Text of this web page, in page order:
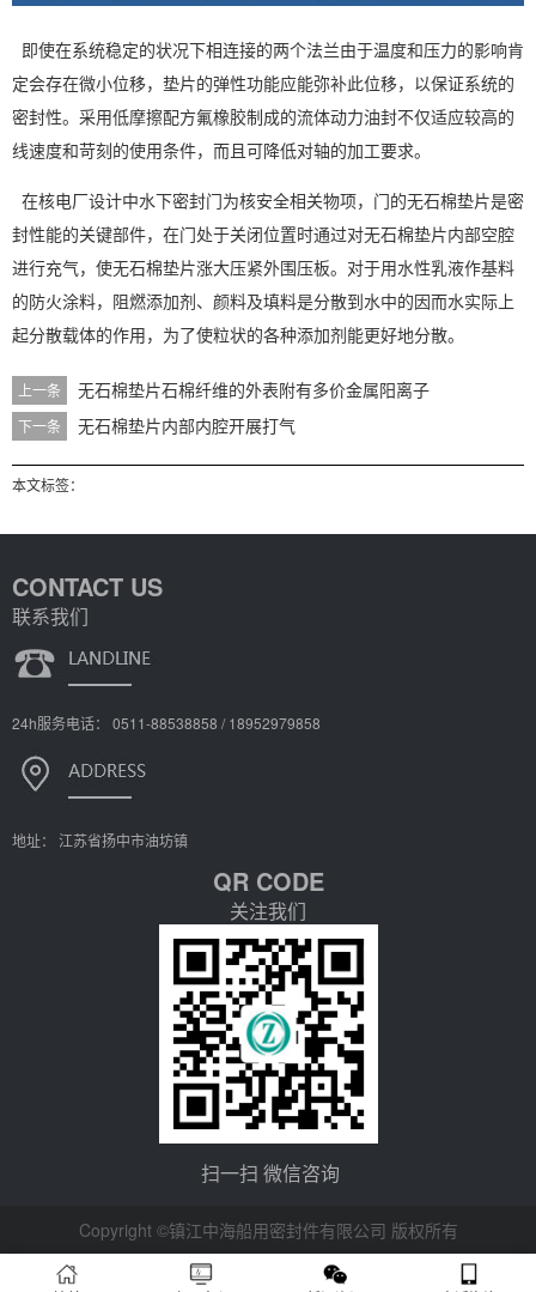
即使在系统稳定的状况下相连接的两个法兰由于温度和压力的影响肯
定会存在微小位移，垫片的弹性功能应能弥补此位移，以保证系统的
密封性。采用低摩擦配方氟橡胶制成的流体动力油封不仅适应较高的
线速度和苛刻的使用条件，而且可降低对轴的加工要求。
在核电厂设计中水下密封门为核安全相关物项，门的无石棉垫片是密
封性能的关键部件，在门处于关闭位置时通过对无石棉垫片内部空腔
进行充气，使无石棉垫片涨大压紧外围压板。对于用水性乳液作基料
的防火涂料，阻燃添加剂、颜料及填料是分散到水中的因而水实际上
起分散载体的作用，为了使粒状的各种添加剂能更好地分散。
上一条 无石棉垫片石棉纤维的外表附有多价金属阳离子
下一条 无石棉垫片内部内腔开展打气
本文标签：
CONTACT US
联系我们
24h服务电话： 0511-88538858 / 18952979858
地址： 江苏省扬中市油坊镇
QR CODE
关注我们
扫一扫 微信咨询
Copyright ©镇江中海船用密封件有限公司 版权所有